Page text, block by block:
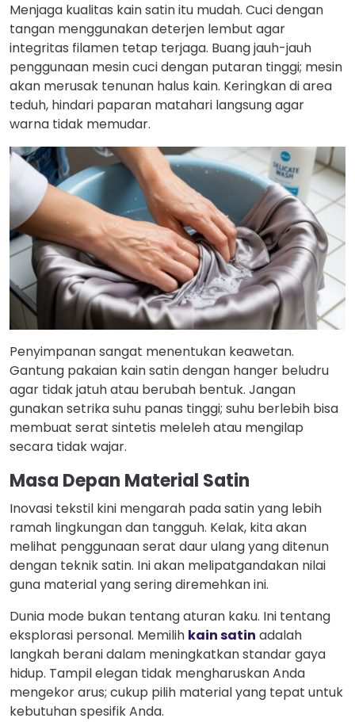
Menjaga kualitas kain satin itu mudah. Cuci dengan
tangan menggunakan deterjen lembut agar
integritas filamen tetap terjaga. Buang jauh-jauh
penggunaan mesin cuci dengan putaran tinggi; mesin
akan merusak tenunan halus kain. Keringkan di area
teduh, hindari paparan matahari langsung agar
warna tidak memudar.
Penyimpanan sangat menentukan keawetan.
Gantung pakaian kain satin dengan hanger beludru
agar tidak jatuh atau berubah bentuk. Jangan
gunakan setrika suhu panas tinggi; suhu berlebih bisa
membuat serat sintetis meleleh atau mengilap
secara tidak wajar.
Masa Depan Material Satin
Inovasi tekstil kini mengarah pada satin yang lebih
ramah lingkungan dan tangguh. Kelak, kita akan
melihat penggunaan serat daur ulang yang ditenun
dengan teknik satin. Ini akan melipatgandakan nilai
guna material yang sering diremehkan ini.
Dunia mode bukan tentang aturan kaku. Ini tentang
eksplorasi personal. Memilih kain satin adalah
langkah berani dalam meningkatkan standar gaya
hidup. Tampil elegan tidak mengharuskan Anda
mengekor arus; cukup pilih material yang tepat untuk
kebutuhan spesifik Anda.